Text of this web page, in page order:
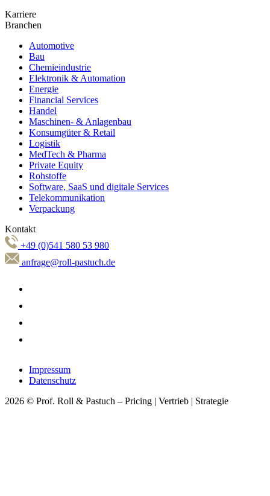
Karriere
Branchen
Automotive
Bau
Chemieindustrie
Elektronik & Automation
Energie
Financial Services
Handel
Maschinen- & Anlagenbau
Konsumgüter & Retail
Logistik
MedTech & Pharma
Private Equity
Rohstoffe
Software, SaaS und digitale Services
Telekommunikation
Verpackung
Kontakt
+49 (0)541 580 53 980
anfrage@roll-pastuch.de
Impressum
Datenschutz
2026 © Prof. Roll & Pastuch – Pricing | Vertrieb | Strategie